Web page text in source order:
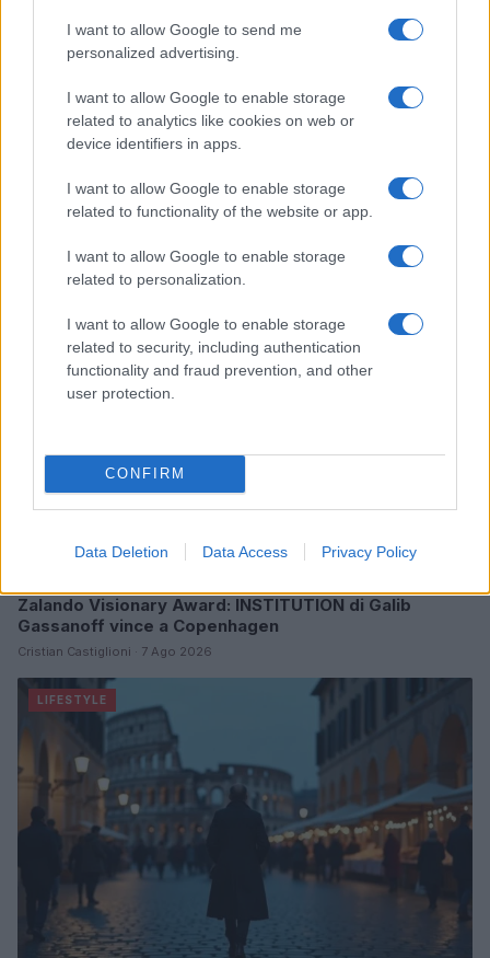
I want to allow Google to send me
personalized advertising.
I want to allow Google to enable storage
related to analytics like cookies on web or
device identifiers in apps.
I want to allow Google to enable storage
related to functionality of the website or app.
I want to allow Google to enable storage
related to personalization.
I want to allow Google to enable storage
related to security, including authentication
functionality and fraud prevention, and other
user protection.
CONFIRM
Data Deletion Data Access Privacy Policy
Scopri Rocca San Giovanni, il borgo abruzzese tra
Cristian Castiglioni · 8 Ago 2026
Zalando Visionary Award: INSTITUTION di Galib
Gassanoff vince a Copenhagen
Cristian Castiglioni · 7 Ago 2026
LIFESTYLE